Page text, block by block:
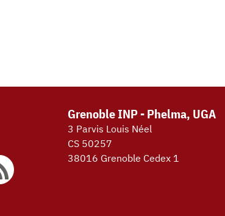
Grenoble INP - Phelma, UGA
3 Parvis Louis Néel
CS 50257
38016 Grenoble Cedex 1